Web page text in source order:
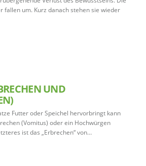
fallen um. Kurz danach stehen sie wieder
UND
Futter oder Speichel hervorbringt kann
(Vomitus) oder ein Hochwürgen
ist das „Erbrechen“ von…